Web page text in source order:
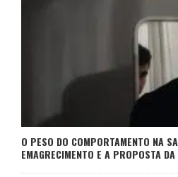
O PESO DO COMPORTAMENTO NA
EMAGRECIMENTO E A PROPOSTA